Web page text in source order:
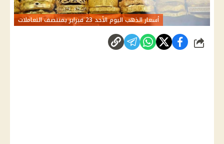
أسعار الذهب اليوم الأحد 23 فبراير بمنتصف التعاملات
شارك